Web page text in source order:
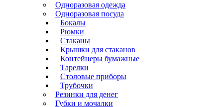
Одноразовая одежда
Одноразовая посуда
Бокалы
Рюмки
Стаканы
Крышки для стаканов
Контейнеры бумажные
Тарелки
Столовые приборы
Трубочки
Резинки для денег
Губки и мочалки